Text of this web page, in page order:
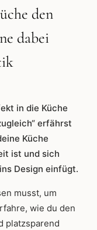
den
dabei
in die Küche
erfährst
Küche
ist und sich
Design einfügt.
musst, um
wie du den
platzsparend